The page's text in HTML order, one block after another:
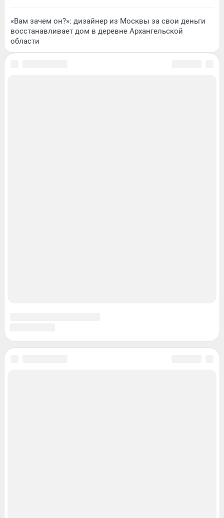
«Вам зачем он?»: дизайнер из Москвы за свои деньги
восстанавливает дом в деревне Архангельской
области